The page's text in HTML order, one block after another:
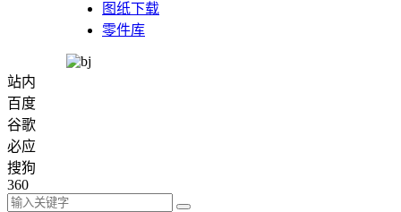
图纸下载
零件库
站内
百度
谷歌
必应
搜狗
360